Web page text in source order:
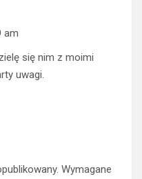
am
się nim z moimi
uwagi.
Wymagane